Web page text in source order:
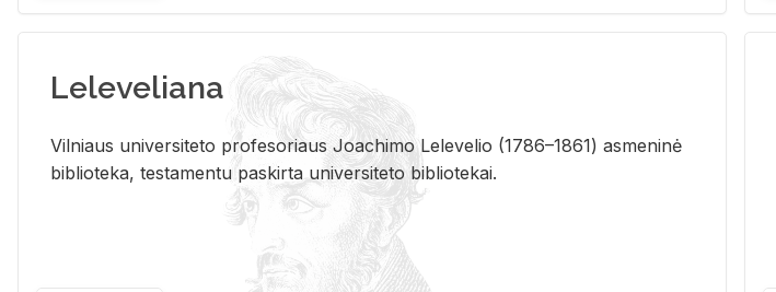
Leleveliana
Vil­niaus uni­ver­si­te­to pro­fe­so­riaus Jo­a­chi­mo Le­le­ve­lio (1786–1861) as­me­ni­nė
bi­b­lio­te­ka, te­sta­men­tu pa­skir­ta uni­ver­si­te­to bi­b­lio­te­kai.